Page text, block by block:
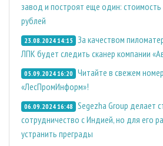
завод и построят еще один:
рублей
23.08.2024 14:15 За качеством
ЛПК будет следить сканер компании
05.09.2024 16:20 Читайте в свежем
«ЛесПромИнформ»!
06.09.2024 16:48 Segezha Group делает
сотрудничество с Индией, но для его
устранить преграды